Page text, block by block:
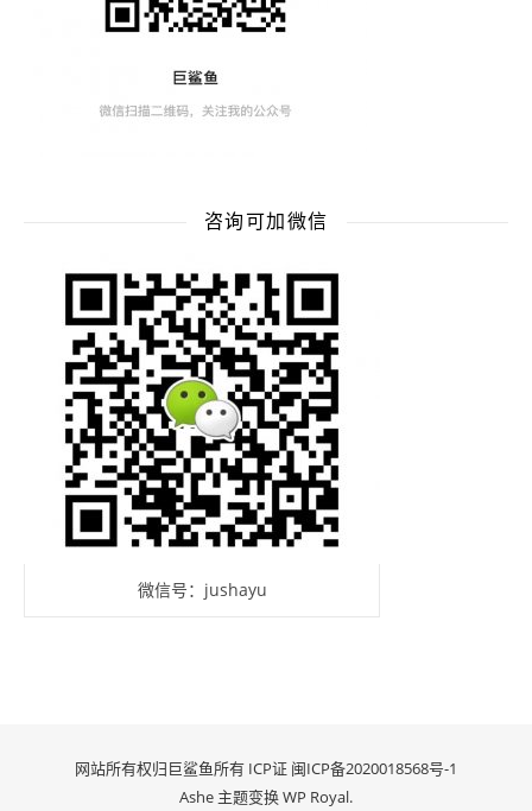
咨询可加微信
微信号：jushayu
网站所有权归巨鲨鱼所有 ICP证 闽ICP备2020018568号-1
Ashe 主题变换WP Royal.